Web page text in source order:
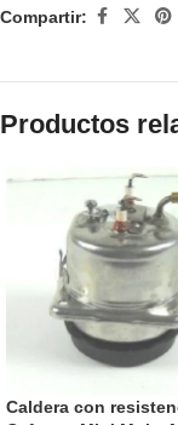
Compartir:
Productos
Caldera con